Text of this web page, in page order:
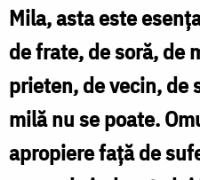
Mila, asta este
de frate, de soră, de
prieten, de vecin, de
milă nu se poate.
apropiere față de